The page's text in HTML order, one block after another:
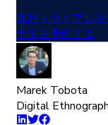
無料トライアル
デモを予約する
Marek Tobota
Digital